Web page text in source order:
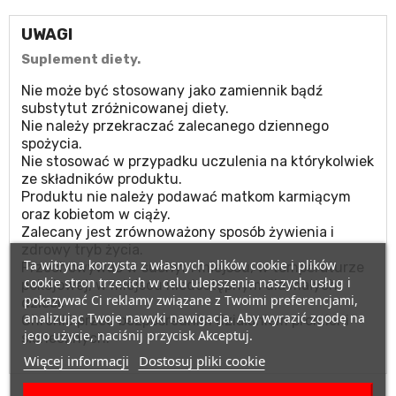
UWAGI
Suplement diety.
Nie może być stosowany jako zamiennik bądź
substytut zróżnicowanej diety.
Nie należy przekraczać zalecanego dziennego
spożycia.
Nie stosować w przypadku uczulenia na którykolwiek
ze składników produktu.
Produktu nie należy podawać matkom karmiącym
oraz kobietom w ciąży.
Zalecany jest zrównoważony sposób żywienia i
Przechowywać w suchym miejscu, w temperaturze
pokojowej, w miejscu niedostępnym dla małych
dzieci.
Chronić przed bezpośrednim działaniem promieni
słonecznych.
Ta witryna korzysta z własnych plików cookie i plików
cookie stron trzecich w celu ulepszenia naszych usług i
pokazywać Ci reklamy związane z Twoimi preferencjami,
analizując Twoje nawyki nawigacja. Aby wyrazić zgodę na
jego użycie, naciśnij przycisk Akceptuj.
Więcej informacji Dostosuj pliki cookie